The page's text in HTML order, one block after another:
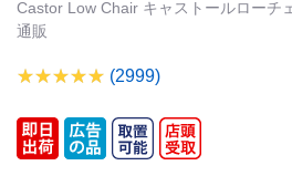
Castor Low Chair キャストールローチ
通販
(2999)